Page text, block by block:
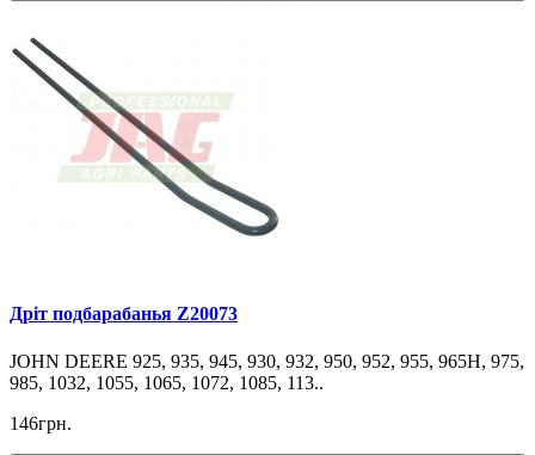
Дріт подбарабанья Z20073
JOHN DEERE 925, 935, 945, 930, 932, 950, 952, 955, 965H, 975,
985, 1032, 1055, 1065, 1072, 1085, 113..
146грн.